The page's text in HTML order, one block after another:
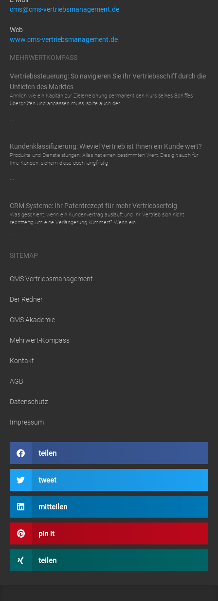
cms@cms-vertriebsmanagement.de
Web
www.cms-vertriebsmanagement.de
MEHRWERTKOMPASS
Vertriebssteuerung: So navigieren Sie Ihr Vertriebsschiff durch die
Untiefen des Marktes
Ähnlich wie ein Kapitän zur Zielerreichung permanent den Kurs seines Schiffes
überprüfen und anpassen muss, sollte auch der
...
Kundenklassifizierung: Wieviel Vertrieb ist Ihnen ein Kunde wert?
Produkte und Dienstleistungen: Alles hat einen bestimmten Wert. Dies gilt auch für
Ihre Kunden, sichern diese doch langfristig
...
CRM Systeme: Ihr Patentrezept für mehr Vertriebserfolg
Was geschieht, wenn ein Kundenvertrag ausläuft und Ihr Vertrieb sich nicht
rechtzeitig um eine Verlängerung kümmert? Wenn ein
...
SITEMAP
CMS Vertriebsmanagement
Der Redner
CMS Akademie
Mehrwert-Kompass
Kontakt
AGB
Datenschutz
Impressum
teilen
tweet
mitteilen
pin it
teilen